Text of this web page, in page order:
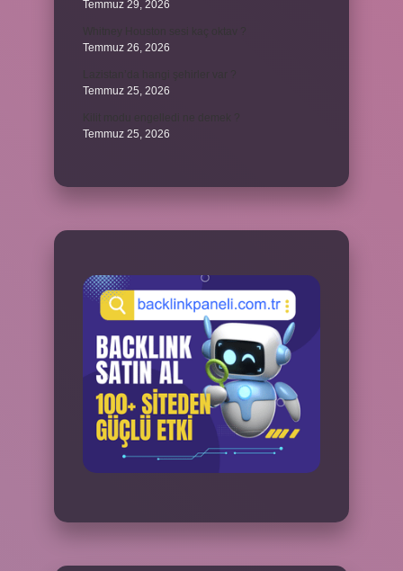
Temmuz 29, 2026
Temmuz 26, 2026
Temmuz 25, 2026
Temmuz 25, 2026